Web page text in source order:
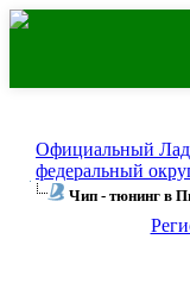
Официальный
федеральный
Чип - тюнинг в